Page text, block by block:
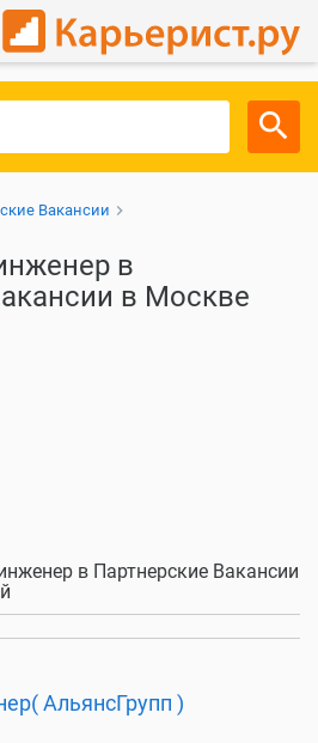
Вакансии
в
в Москве
в Партнерские Вакансии
АльянсГрупп )